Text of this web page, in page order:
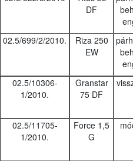
DF
02.5/699/2/2010.
Riza 250
EW
02.5/10306-
1/2010.
Granstar
75 DF
02.5/11705-
1/2010.
Force 1,5
G